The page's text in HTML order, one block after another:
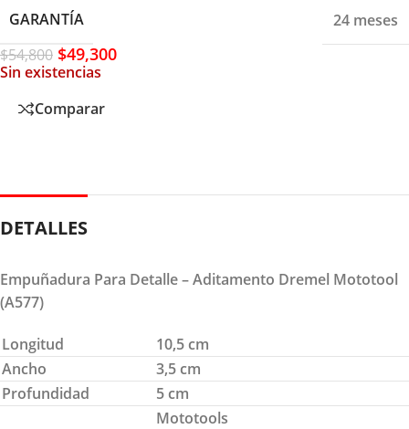
GARANTÍA
24 meses
$54,800 $49,300
Sin existencias
Comparar
DETALLES
Empuñadura Para Detalle – Aditamento Dremel Mototool
(A577)
Longitud
10,5 cm
Ancho
3,5 cm
Profundidad
5 cm
Mototools